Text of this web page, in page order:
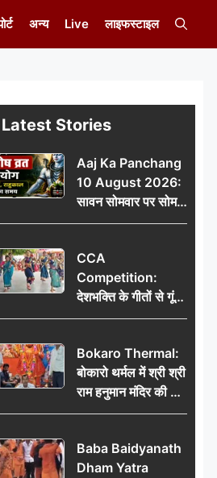
अन्य Live लाइफस्टाइल
Latest Stories
Aaj Ka Panchang
10 August 2026:
सावन सोमवार पर सोम
प्रदोष व्रत का संयोग,
और पूजा का समय
CCA
Competition:
देशभक्ति के गीतों से गूंजा
डीएवी कथारा, लोक
बांधा समां
Bokaro Thermal:
बोकारो थर्मल में श्री श्री
राम हनुमान मंदिर की नई
कमेटी गठित, बाबूलाल
Baba Baidyanath
Dham Yatra